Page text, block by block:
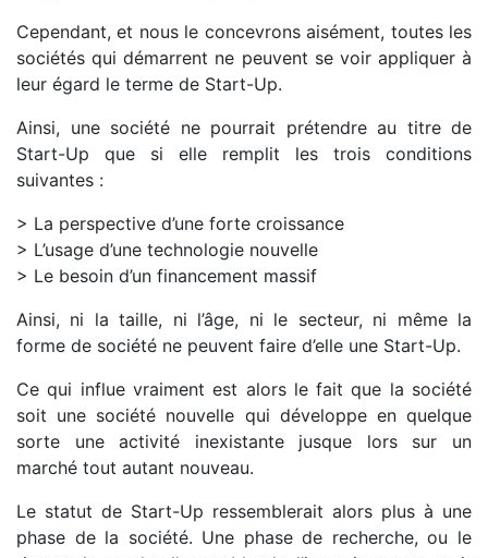
Cependant, et nous le concevrons aisément, toutes les
sociétés qui démarrent ne peuvent se voir appliquer à
leur égard le terme de Start-Up.
Ainsi, une société ne pourrait prétendre au titre de
Start-Up que si elle remplit les trois conditions
suivantes :
> La perspective d’une forte croissance
> L’usage d’une technologie nouvelle
> Le besoin d’un financement massif
Ainsi, ni la taille, ni l’âge, ni le secteur, ni même la
forme de société ne peuvent faire d’elle une Start-Up.
Ce qui influe vraiment est alors le fait que la société
soit une société nouvelle qui développe en quelque
sorte une activité inexistante jusque lors sur un
marché tout autant nouveau.
Le statut de Start-Up ressemblerait alors plus à une
phase de la société. Une phase de recherche, ou le